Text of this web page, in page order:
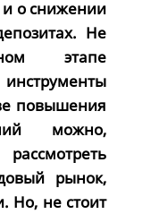
и о снижении
Не
этапе
повышения
можно,
рынок,
Но, не стоит